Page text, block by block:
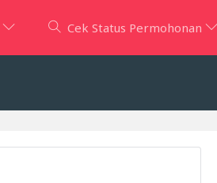
Cek Status Permohonan